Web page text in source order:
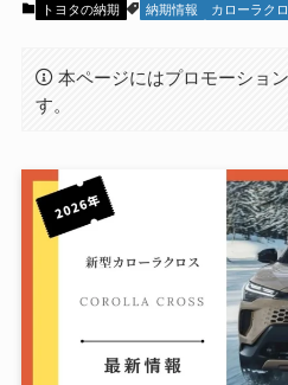
トヨタの納期 納期情報 カローラク
本ページにはプロモーショ
す。